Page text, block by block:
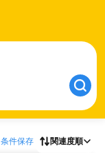
条件保存 関連度順